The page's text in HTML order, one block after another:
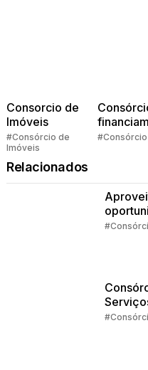
Consorcio de
Imóveis
#Consórcio de
Imóveis
Quem
#Consórcio
Relacionados
da